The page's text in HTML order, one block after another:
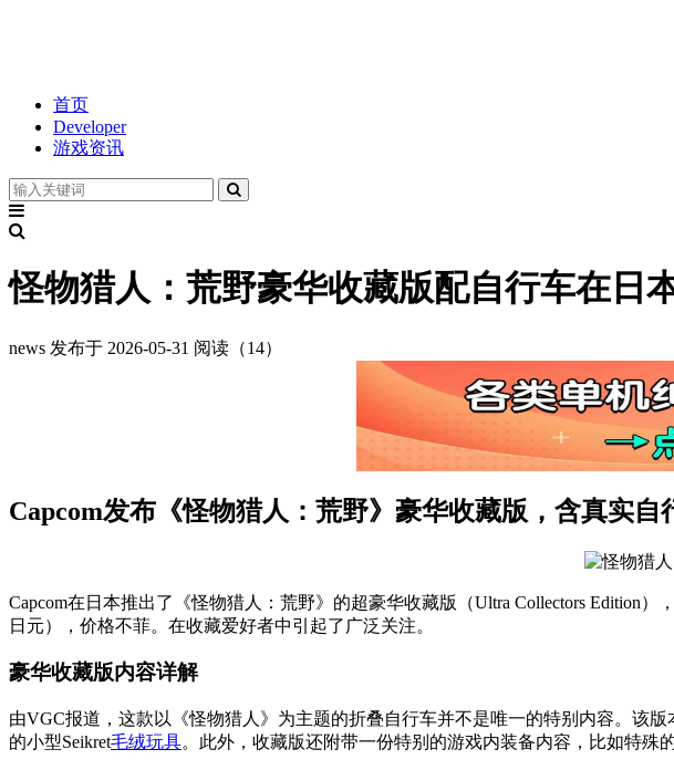
首页
Developer
游戏资讯
怪物猎人：荒野豪华收藏版配自行车在日
news 发布于 2026-05-31 阅读（14）
Capcom发布《怪物猎人：荒野》豪华收藏版，含真实自
Capcom在日本推出了《怪物猎人：荒野》的超豪华收藏版（Ultra Collectors Edition
日元），价格不菲。在收藏爱好者中引起了广泛关注。
豪华收藏版内容详解
由VGC报道，这款以《怪物猎人》为主题的折叠自行车并不是唯一的特别内容。该版
的小型Seikret毛绒玩具。此外，收藏版还附带一份特别的游戏内装备内容，比如特殊